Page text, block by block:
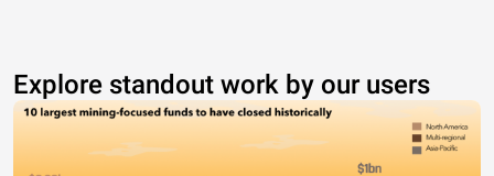
Explore standout work by our users